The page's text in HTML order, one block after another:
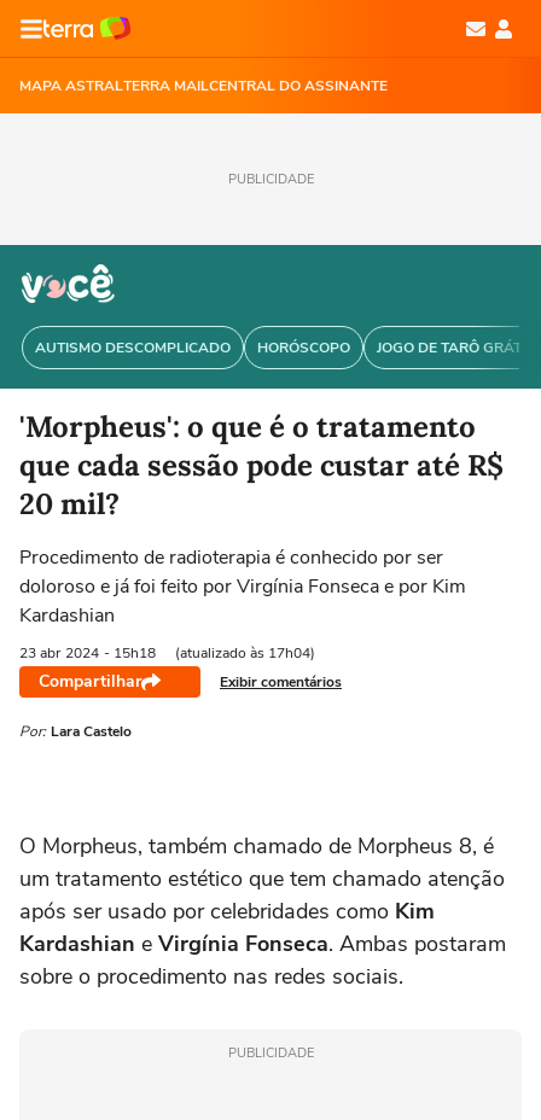
MAPA ASTRALTERRA MAILCENTRAL DO ASSINANTE
PUBLICIDADE
AUTISMO DESCOMPLICADO HORÓSCOPO JOGO DE TARÔ GRÁTIS
'Morpheus': o que é o tratamento
que cada sessão pode custar até R$
20 mil?
Procedimento de radioterapia é conhecido por ser
doloroso e já foi feito por Virgínia Fonseca e por Kim
Kardashian
23 abr 2024 - 15h18 (atualizado às 17h04)
Compartilhar Exibir comentários
Por: Lara Castelo
O Morpheus, também chamado de Morpheus 8, é
um tratamento estético que tem chamado atenção
após ser usado por celebridades como Kim
Kardashian e Virgínia Fonseca. Ambas postaram
sobre o procedimento nas redes sociais.
PUBLICIDADE